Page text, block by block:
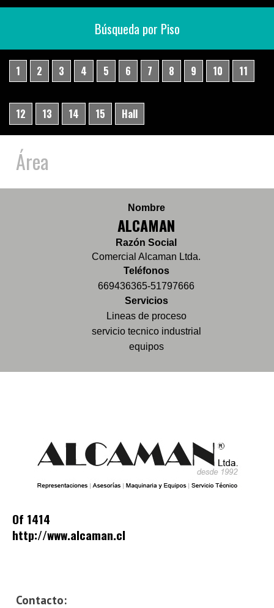
Búsqueda por Piso
1 2 3 4 5 6 7 8 9 10 11
12 13 14 15 Hall
Área
Nombre
ALCAMAN
Razón Social
Comercial Alcaman Ltda.
Teléfonos
669436365-51797666
Servicios
Lineas de proceso
servicio tecnico industrial
equipos
Of 1414
http://www.alcaman.cl
Contacto: